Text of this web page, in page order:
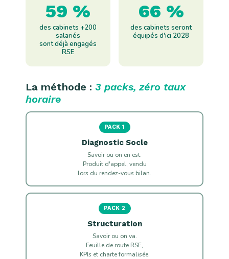
59 %
des cabinets +200
salariés
sont déjà engagés
RSE
66 %
des cabinets seront
équipés d'ici 2028
La méthode : 3 packs, zéro taux
horaire
PACK 1
Diagnostic Socle
Savoir ou on en est.
Produit d'appel, vendu
lors du rendez-vous bilan.
PACK 2
Structuration
Savoir ou on va.
Feuille de route RSE,
KPIs et charte formalisée.